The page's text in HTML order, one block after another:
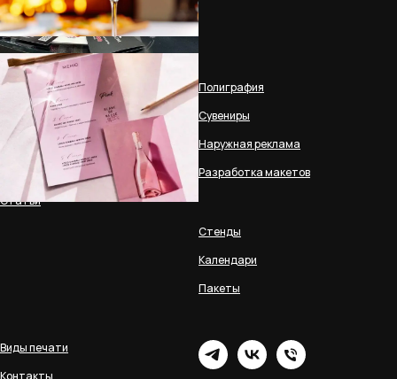
Политика обработки
персональных данных
О компании
Портфолио
Документы
Оплата и доставка
Статьи
Полиграфия
Сувениры
Наружная реклама
Разработка макетов
Стенды
Календари
Пакеты
Виды печати
Контакты